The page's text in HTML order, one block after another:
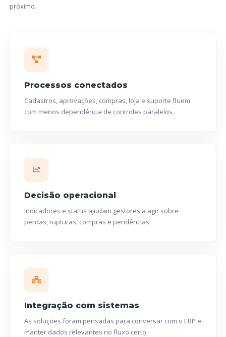
próximo.
Processos conectados
Cadastros, aprovações, compras, loja e suporte fluem
com menos dependência de controles paralelos.
Decisão operacional
Indicadores e status ajudam gestores a agir sobre
perdas, rupturas, compras e pendências.
Integração com sistemas
As soluções foram pensadas para conversar com o ERP e
manter dados relevantes no fluxo certo.